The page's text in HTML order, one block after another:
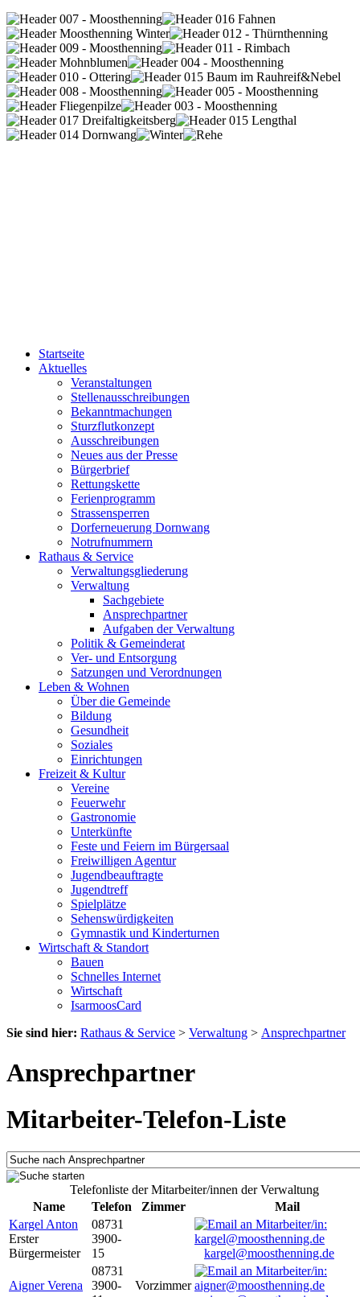
Startseite
Aktuelles
Veranstaltungen
Stellenausschreibungen
Bekanntmachungen
Sturzflutkonzept
Ausschreibungen
Neues aus der Presse
Bürgerbrief
Rettungskette
Ferienprogramm
Strassensperren
Dorferneuerung Dornwang
Notrufnummern
Rathaus & Service
Verwaltungsgliederung
Verwaltung
Sachgebiete
Ansprechpartner
Aufgaben der Verwaltung
Politik & Gemeinderat
Ver- und Entsorgung
Satzungen und Verordnungen
Leben & Wohnen
Über die Gemeinde
Bildung
Gesundheit
Soziales
Einrichtungen
Freizeit & Kultur
Vereine
Feuerwehr
Gastronomie
Unterkünfte
Feste und Feiern im Bürgersaal
Freiwilligen Agentur
Jugendbeauftragte
Jugendtreff
Spielplätze
Sehenswürdigkeiten
Gymnastik und Kinderturnen
Wirtschaft & Standort
Bauen
Schnelles Internet
Wirtschaft
IsarmoosCard
Sie sind hier: Rathaus & Service > Verwaltung > Ansprechpartner
Ansprechpartner
Mitarbeiter-Telefon-Liste
Telefonliste der Mitarbeiter/innen der Verwaltung
Name
Telefon Zimmer
Mail
Kargel Anton
Erster
Bürgermeister
08731
3900-
15
kargel@moosthenning.de
Aigner Verena
08731
3900-
Vorzimmer